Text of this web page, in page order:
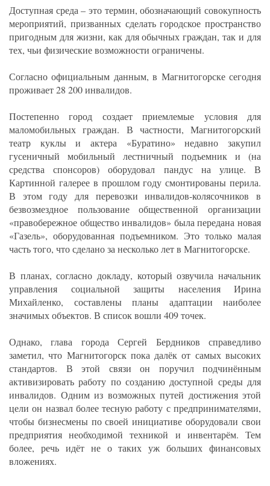
Доступная среда – это термин, обозначающий совокупность
мероприятий, призванных сделать городское пространство
пригодным для жизни, как для обычных граждан, так и для
тех, чьи физические возможности ограничены.
Согласно официальным данным, в Магнитогорске сегодня
проживает 28 200 инвалидов.
Постепенно город создает приемлемые условия для
маломобильных граждан. В частности, Магнитогорский
театр куклы и актера «Буратино» недавно закупил
гусеничный мобильный лестничный подъемник и (на
средства спонсоров) оборудовал пандус на улице. В
Картинной галерее в прошлом году смонтированы перила.
В этом году для перевозки инвалидов-колясочников в
безвозмездное пользование общественной организации
«правобережное общество инвалидов» была передана новая
«Газель», оборудованная подъемником. Это только малая
часть того, что сделано за несколько лет в Магнитогорске.
В планах, согласно докладу, который озвучила начальник
управления социальной защиты населения Ирина
Михайленко, составлены планы адаптации наиболее
значимых объектов. В список вошли 409 точек.
Однако, глава города Сергей Бердников справедливо
заметил, что Магнитогорск пока далёк от самых высоких
стандартов. В этой связи он поручил подчинённым
активизировать работу по созданию доступной среды для
инвалидов. Одним из возможных путей достижения этой
цели он назвал более тесную работу с предпринимателями,
чтобы бизнесмены по своей инициативе оборудовали свои
предприятия необходимой техникой и инвентарём. Тем
более, речь идёт не о таких уж больших финансовых
вложениях.